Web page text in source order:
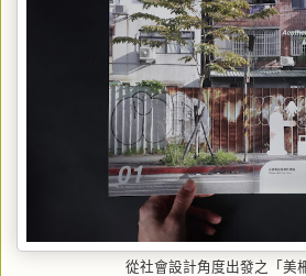
從社會設計角度出發之「美